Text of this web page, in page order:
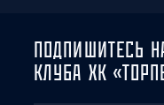
ПОДПИШИТЕСЬ
КЛУБА ХК